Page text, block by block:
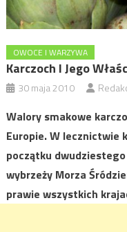
OWOCE I WARZYWA
Karczoch I Jego
30 maja 2010
Walory smakowe
Europie. W lecznictwie
początku
wybrzeży Morza
prawie wszystkich